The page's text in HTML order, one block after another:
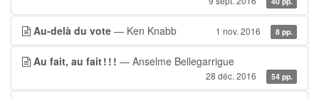
Au-delà du vote — Ken Knabb 1 nov. 2016 8 pp.
Au fait, au fait ! ! ! — Anselme Bellegarrigue
28 déc. 2016 54 pp.